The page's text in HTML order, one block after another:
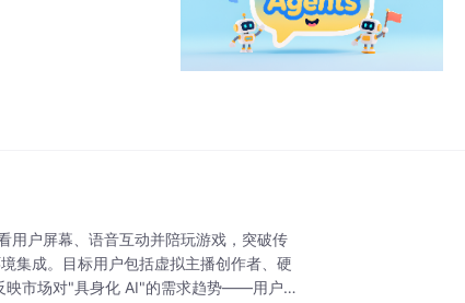
用户屏幕、语音互动并陪玩游戏，突破传
集成。目标用户包括虚拟主播创作者、硬
映市场对"具身化 AI"的需求趋势——用户